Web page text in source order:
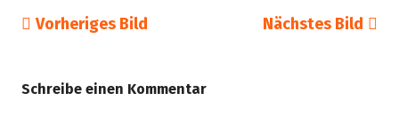
Vorheriges Bild Nächstes Bild
Schreibe einen Kommentar